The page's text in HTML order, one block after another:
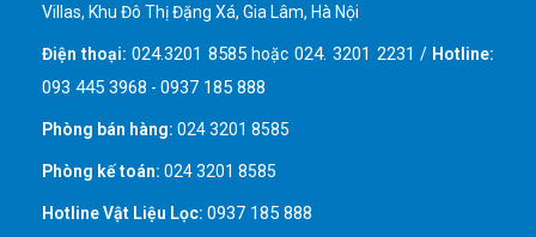
Villas, Khu Đô Thị Đặng Xá, Gia Lâm, Hà Nội
Điện thoại: 024.3201 8585 hoặc 024. 3201 2231 / Hotline:
093 445 3968 - 0937 185 888
Phòng bán hàng: 024 3201 8585
Phòng kế toán: 024 3201 8585
Hotline Vật Liệu Lọc: 0937 185 888